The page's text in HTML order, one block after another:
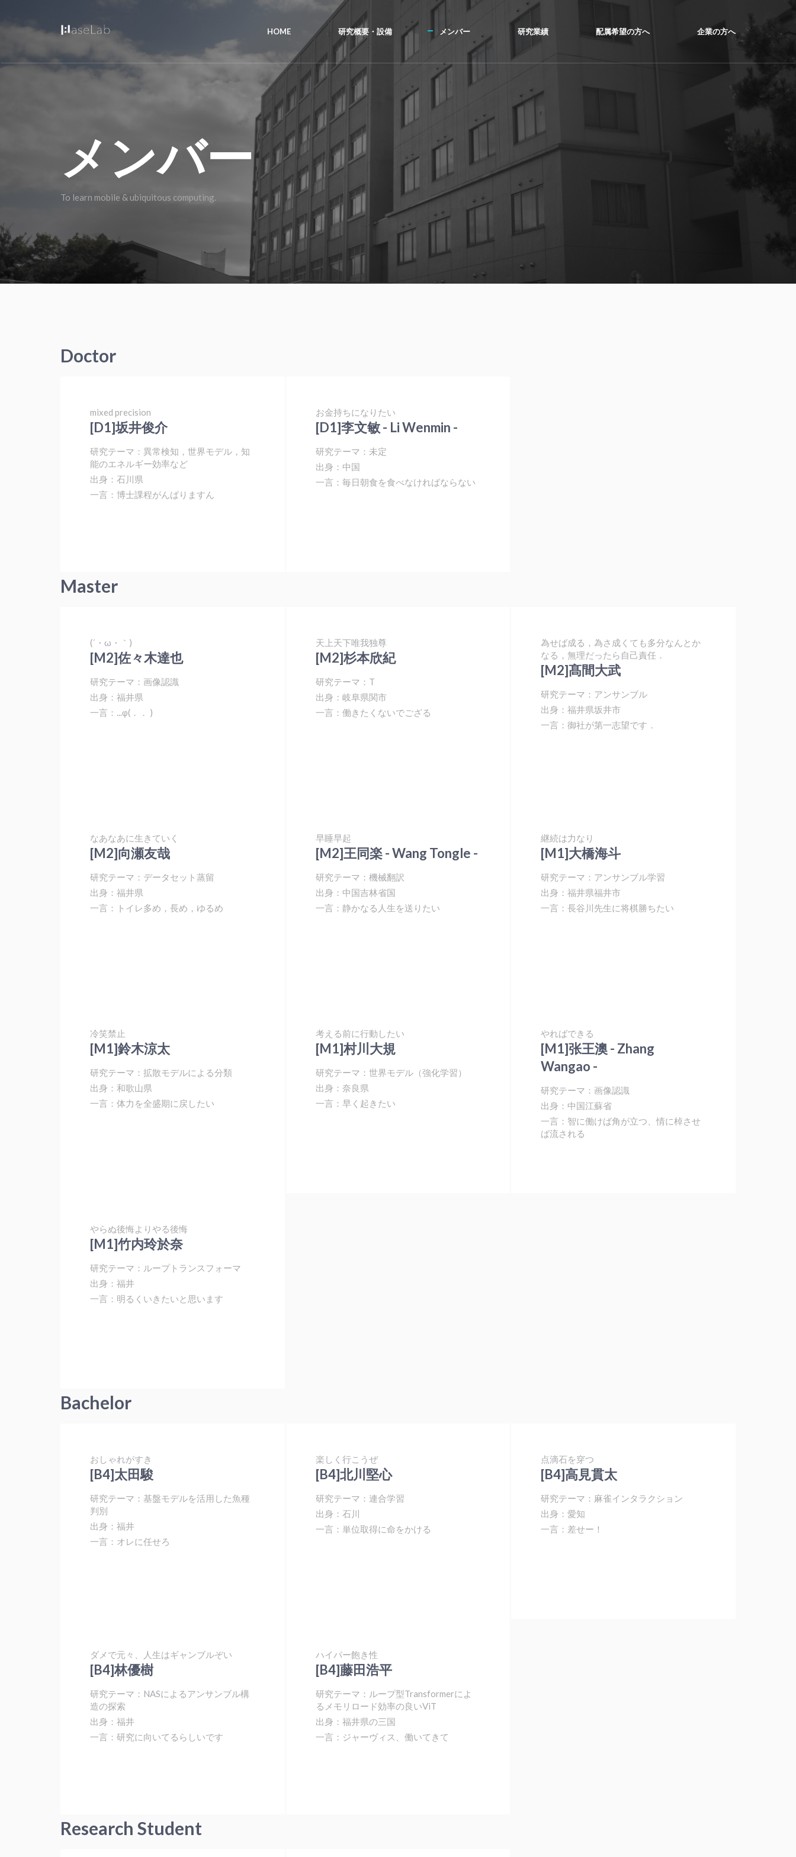
HOME 研究概要・設備 メンバー 研究業績 配属希望の方へ 企業の方へ
メンバー
To learn mobile & ubiquitous computing.
Doctor
mixed precision
[D1]坂井俊介
研究テーマ：異常検知，世界モデル，知
能のエネルギー効率など
出身：石川県
一言：博士課程がんばりますん
お金持ちになりたい
[D1]李文敏 - Li Wenmin -
研究テーマ：未定
出身：中国
一言：毎日朝食を食べなければならない
Master
(´・ω・｀)
[M2]佐々木達也
研究テーマ：画像認識
出身：福井県
一言：...φ(．． )
天上天下唯我独尊
[M2]杉本欣紀
研究テーマ：T
出身：岐阜県関市
一言：働きたくないでござる
為せば成る，為さ成くても多分なんとか
なる，無理だったら自己責任．
[M2]髙間大武
研究テーマ：アンサンブル
出身：福井県坂井市
一言：御社が第一志望です．
なあなあに生きていく
[M2]向瀬友哉
研究テーマ：データセット蒸留
出身：福井県
一言：トイレ多め，長め，ゆるめ
早睡早起
[M2]王同楽 - Wang Tongle -
研究テーマ：機械翻訳
出身：中国吉林省国
一言：静かなる人生を送りたい
継続は力なり
[M1]大橋海斗
研究テーマ：アンサンブル学習
出身：福井県福井市
一言：長谷川先生に将棋勝ちたい
冷笑禁止
[M1]鈴木涼太
研究テーマ：拡散モデルによる分類
出身：和歌山県
一言：体力を全盛期に戻したい
考える前に行動したい
[M1]村川大規
研究テーマ：世界モデル（強化学習）
出身：奈良県
一言：早く起きたい
やればできる
[M1]张王澳 - Zhang
Wangao -
研究テーマ：画像認識
出身：中国江蘇省
一言：智に働けば角が立つ、情に棹させ
ば流される
やらぬ後悔よりやる後悔
[M1]竹内玲於奈
研究テーマ：ループトランスフォーマ
出身：福井
一言：明るくいきたいと思います
Bachelor
おしゃれがすき
[B4]太田駿
研究テーマ：基盤モデルを活用した魚種
判別
出身：福井
一言：オレに任せろ
楽しく行こうぜ
[B4]北川堅心
研究テーマ：連合学習
出身：石川
一言：単位取得に命をかける
点滴石を穿つ
[B4]高見貫太
研究テーマ：麻雀インタラクション
出身：愛知
一言：差せー！
ダメで元々、人生はギャンブルぞい
[B4]林優樹
研究テーマ：NASによるアンサンブル構
造の探索
出身：福井
一言：研究に向いてるらしいです
ハイパー飽き性
[B4]藤田浩平
研究テーマ：ループ型Transformerによ
るメモリロード効率の良いViT
出身：福井県の三国
一言：ジャーヴィス、働いてきて
Research Student